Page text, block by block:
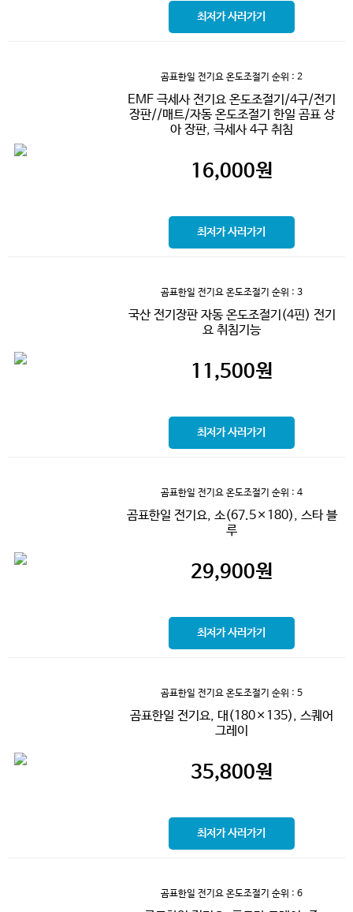
최저가 사러가기
곰표한일 전기요 온도조절기 순위 : 2
EMF 극세사 전기요 온도조절기/4구/전기
장판//매트/자동 온도조절기 한일 곰표 상
아 장판, 극세사 4구 취침
16,000원
최저가 사러가기
곰표한일 전기요 온도조절기 순위 : 3
국산 전기장판 자동 온도조절기(4핀) 전기
요 취침기능
11,500원
최저가 사러가기
곰표한일 전기요 온도조절기 순위 : 4
곰표한일 전기요, 소(67.5×180), 스타 블
루
29,900원
최저가 사러가기
곰표한일 전기요 온도조절기 순위 : 5
곰표한일 전기요, 대(180×135), 스퀘어
그레이
35,800원
최저가 사러가기
곰표한일 전기요 온도조절기 순위 : 6